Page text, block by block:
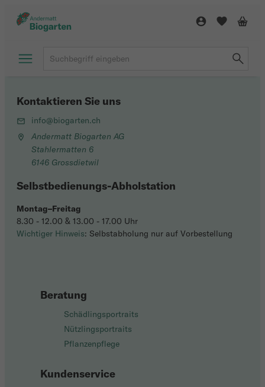
Beratung
Schädlingsportraits
Nützlingsportraits
Pflanzenpflege
Kundenservice
Kontaktieren Sie uns
info@biogarten.ch
Andermatt Biogarten AG
Stahlermatten 6
6146 Grossdietwil
Selbstbedienungs-Abholstation
Montag–Freitag
8.30 - 12.00 & 13.00 - 17.00 Uhr
Wichtiger Hinweis: Selbstabholung nur auf Vorbestellung